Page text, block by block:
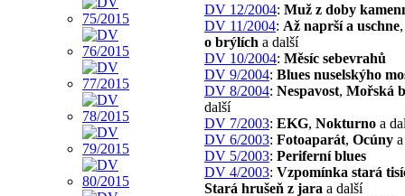
DV 12/2004: Muž z doby
DV 11/2004: Až naprší a uschne
o brýlích a další
DV 10/2004: Měsíc sebevrahů
DV 9/2004: Blues nuselskýho
DV 8/2004: Nespavost, Mořská
další
DV 7/2003: EKG, Nokturno a
DV 6/2003: Fotoaparát, Ocúny
DV 5/2003: Periferní blues
DV 4/2003: Vzpomínka stará
Stará hrušeň z jara a další